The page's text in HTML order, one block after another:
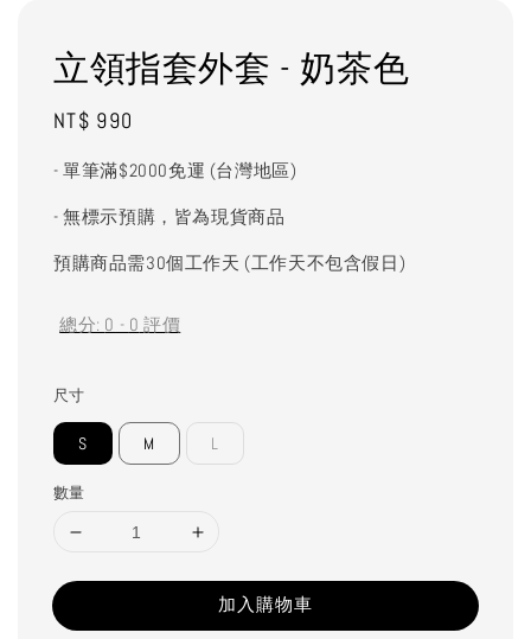
立領指套外套 - 奶茶色
Regular
NT$ 990
- 單筆滿$2000免運 (台灣地區)
- 無標示預購，皆為現貨商品
預購商品需30個工作天 (工作天不包含假日)
總分: 0 - 0 評價
尺寸
S M L
數量
加入購物車